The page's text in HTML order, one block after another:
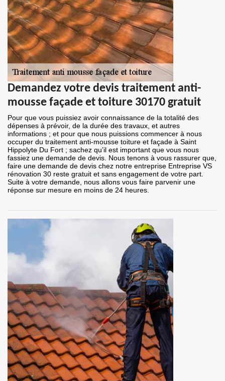
Demandez votre devis traitement anti-
mousse façade et toiture 30170 gratuit
Pour que vous puissiez avoir connaissance de la totalité des
dépenses à prévoir, de la durée des travaux, et autres
informations ; et pour que nous puissions commencer à nous
occuper du traitement anti-mousse toiture et façade à Saint
Hippolyte Du Fort ; sachez qu’il est important que vous nous
fassiez une demande de devis. Nous tenons à vous rassurer que,
faire une demande de devis chez notre entreprise Entreprise VS
rénovation 30 reste gratuit et sans engagement de votre part.
Suite à votre demande, nous allons vous faire parvenir une
réponse sur mesure en moins de 24 heures.